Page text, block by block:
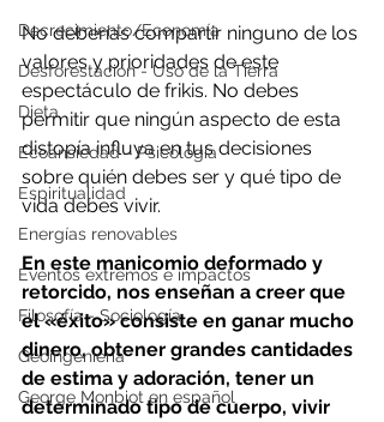
Decrecimiento/Economía
Desforestación - Uso de la Tierra
Dieta
Ecoansiedad - Psicología
Espiritualidad
Energías renovables
Eventos extremos e impactos
Filosofía - Sociología
Geoingeniería
George Monbiot en español
No deberías compartir ninguno de los
valores y prioridades de este
espectáculo de frikis. No debes
permitir que ningún aspecto de esta
distopía influya en tus decisiones
sobre quién debes ser y qué tipo de
vida debes vivir.
En este manicomio deformado y
retorcido, nos enseñan a creer que
el «éxito» consiste en ganar mucho
dinero, obtener grandes cantidades
de estima y adoración, tener un
determinado tipo de cuerpo, vivir